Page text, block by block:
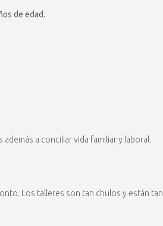
de edad.
además a conciliar vida familiar y laboral.
Los talleres son tan chulos y están tan